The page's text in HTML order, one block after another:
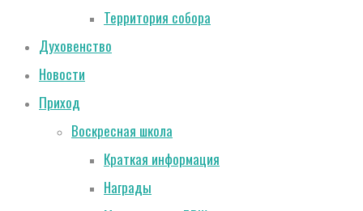
Территория собора
Духовенство
Новости
Приход
Воскресная школа
Краткая информация
Награды